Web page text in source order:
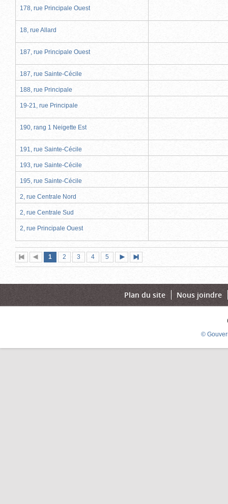
178, rue Principale Ouest
18, rue Allard
187, rue Principale Ouest
187, rue Sainte-Cécile
188, rue Principale
19-21, rue Principale
190, rang 1 Neigette Est
191, rue Sainte-Cécile
193, rue Sainte-Cécile
195, rue Sainte-Cécile
2, rue Centrale Nord
2, rue Centrale Sud
2, rue Principale Ouest
Première
page
Page
précédente
Page
1 (page
actuelle)
Page
2 Page
3 Page
4 Page
5
suivante
page
Plan du site Nous joindre
©